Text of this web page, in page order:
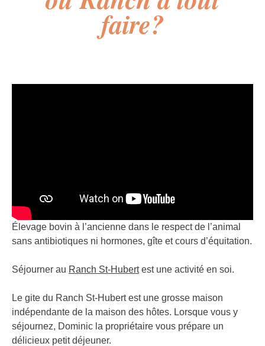
faire?
Élevage bovin à l’ancienne dans le respect de l’animal
sans antibiotiques ni hormones, gîte et cours d’équitation.
Séjourner au Ranch St-Hubertest une activité en soi.
Le gite du Ranch St-Hubert est une grosse maison
indépendante de la maison des hôtes. Lorsque vous y
séjournez, Dominic la propriétaire vous prépare un
délicieux petit déjeuner.